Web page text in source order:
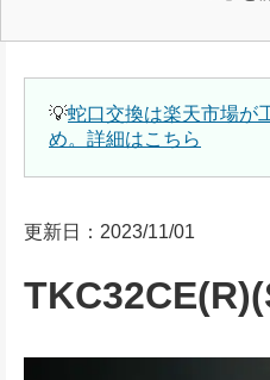
💡蛇口交換は楽天市場が
め。詳細はこちら
更新日：2023/11/01